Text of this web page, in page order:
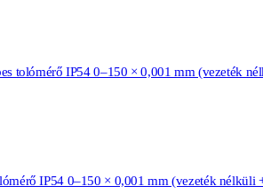
tolómérő IP54 0–150 × 0,001 mm (vezeték
IP54 0–150 × 0,001 mm (vezeték nélküli